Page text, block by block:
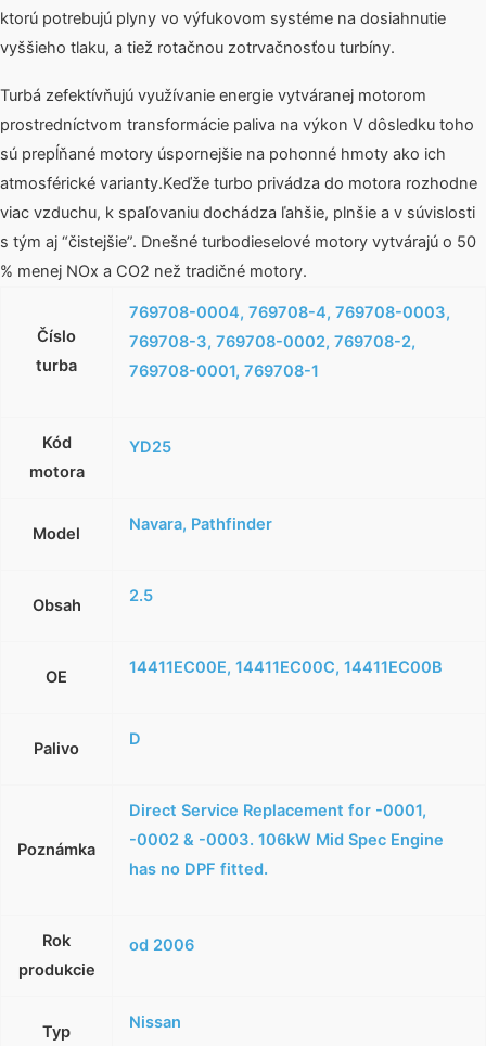
ktorú potrebujú plyny vo výfukovom systéme na dosiahnutie
vyššieho tlaku, a tiež rotačnou zotrvačnosťou turbíny.
Turbá zefektívňujú využívanie energie vytváranej motorom
prostredníctvom transformácie paliva na výkon V dôsledku toho
sú prepĺňané motory úspornejšie na pohonné hmoty ako ich
atmosférické varianty.Keďže turbo privádza do motora rozhodne
viac vzduchu, k spaľovaniu dochádza ľahšie, plnšie a v súvislosti
s tým aj “čistejšie”. Dnešné turbodieselové motory vytvárajú o 50
% menej NOx a CO2 než tradičné motory.
Číslo
turba
769708-0004, 769708-4, 769708-0003,
769708-3, 769708-0002, 769708-2,
769708-0001, 769708-1
Kód
motora
YD25
Model Navara, Pathfinder
Obsah 2.5
OE 14411EC00E, 14411EC00C, 14411EC00B
Palivo D
Poznámka
Direct Service Replacement for -0001,
-0002 & -0003. 106kW Mid Spec Engine
has no DPF fitted.
Rok
produkcie
od 2006
Typ Nissan